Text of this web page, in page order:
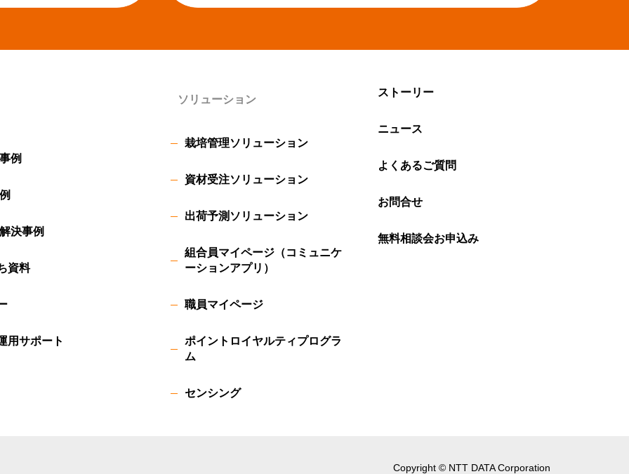
例
決事例
資料
用サポート
ソリューション
栽培管理ソリューション
資材受注ソリューション
出荷予測ソリューション
組合員マイページ（コミュニケ
ーションアプリ）
職員マイページ
ポイントロイヤルティプログラ
ム
センシング
ストーリー
ニュース
よくあるご質問
お問合せ
無料相談会お申込み
Copyright © NTT DATA Corporation